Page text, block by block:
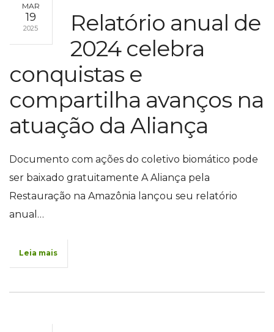
MAR
19
2025
Relatório anual de
2024 celebra
conquistas e
compartilha avanços na
atuação da Aliança
Documento com ações do coletivo biomático pode
ser baixado gratuitamente A Aliança pela
Restauração na Amazônia lançou seu relatório
anual…
Leia mais